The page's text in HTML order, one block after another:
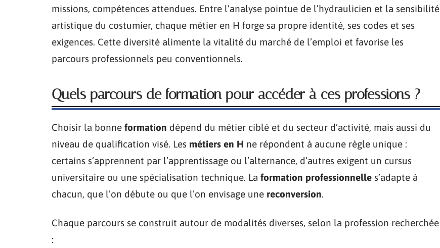
missions, compétences attendues. Entre l’analyse pointue de l’hydraulicien et la sensibilité
artistique du costumier, chaque métier en H forge sa propre identité, ses codes et ses
exigences. Cette diversité alimente la vitalité du marché de l’emploi et favorise les
parcours professionnels peu conventionnels.
Quels parcours de formation pour accéder à ces professions ?
Choisir la bonne formation dépend du métier ciblé et du secteur d’activité, mais aussi du
niveau de qualification visé. Les métiers en H ne répondent à aucune règle unique :
certains s’apprennent par l’apprentissage ou l’alternance, d’autres exigent un cursus
universitaire ou une spécialisation technique. La formation professionnelle s’adapte à
chacun, que l’on débute ou que l’on envisage une reconversion.
Chaque parcours se construit autour de modalités diverses, selon la profession recherchée
: